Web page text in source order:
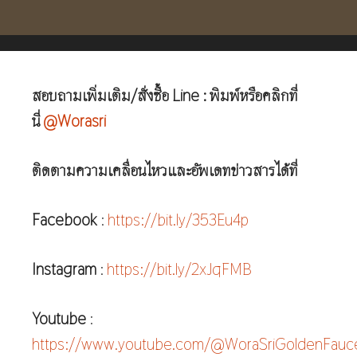
สอบถามเพิ่มเติม/สั่งซื้อ Line : พิมพ์หรือคลิกที่
นี่@Worasri
ติดตามความเคลื่อนไหวและอัพเดทข่าวสารได้ที่
Facebook : https://bit.ly/353Eu4p
Instagram : https://bit.ly/2xJqFMB
Youtube :
https://www.youtube.com/